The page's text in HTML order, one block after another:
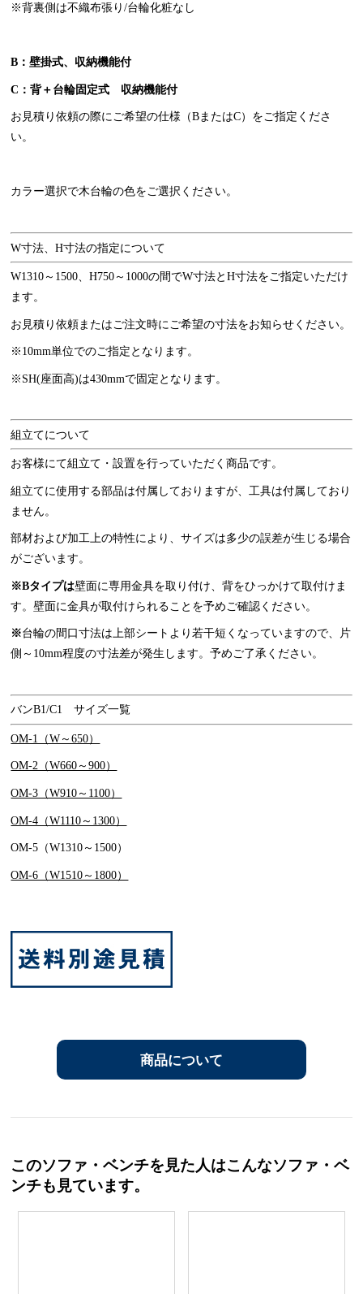
※背裏側は不織布張り/台輪化粧なし
B：壁掛式、収納機能付
C：背＋台輪固定式 収納機能付
お見積り依頼の際にご希望の仕様（BまたはC）をご指定くださ
い。
カラー選択で木台輪の色をご選択ください。
W寸法、H寸法の指定について
W1310～1500、H750～1000の間でW寸法とH寸法をご指定いただけ
ます。
お見積り依頼またはご注文時にご希望の寸法をお知らせください。
※10mm単位でのご指定となります。
※SH(座面高)は430mmで固定となります。
組立てについて
お客様にて組立て・設置を行っていただく商品です。
組立てに使用する部品は付属しておりますが、工具は付属しており
ません。
部材および加工上の特性により、サイズは多少の誤差が生じる場合
がございます。
※Bタイプは壁面に専用金具を取り付け、背をひっかけて取付けま
す。壁面に金具が取付けられることを予めご確認ください。
※台輪の間口寸法は上部シートより若干短くなっていますので、片
側～10mm程度の寸法差が発生します。予めご了承ください。
バンB1/C1 サイズ一覧
OM-1（W～650）
OM-2（W660～900）
OM-3（W910～1100）
OM-4（W1110～1300）
OM-5（W1310～1500）
OM-6（W1510～1800）
商品について
このソファ・ベンチを見た人はこんなソファ・ベ
ンチも見ています。